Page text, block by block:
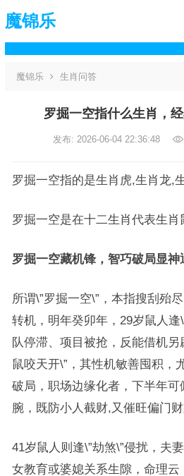
魔锦乐
魔锦乐 生肖问答
罗掘一空指什么生肖，
发布: 2026-06-04 22:36:48
罗掘一空指的是生肖虎,生肖龙,
罗掘一空是在十二生肖代表生
罗掘一空藏机锋，智巧破局显神
所谓\”罗掘一空\”，本指搜刮殆
转机，明年癸卯年，29岁鼠人逢
队停滞、项目被抢，反能借机另
鼠咬天开\”，其性机敏善囤积，
破局，职场边缘化者，下半年
腕，既防小人截财,又催旺偏门财
41岁鼠人则逢\”劫煞\”侵扰，夫
女教育或婆媳关系生隙，命理云